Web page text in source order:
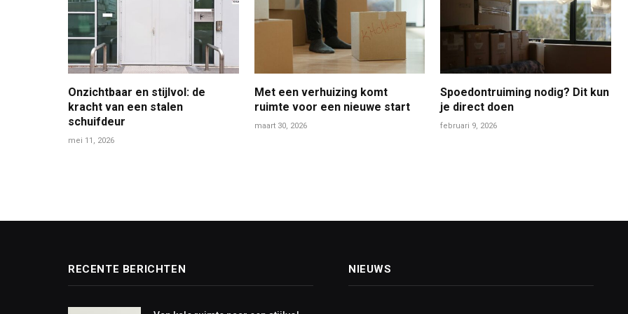
Onzichtbaar en stijlvol: de
kracht van een stalen
schuifdeur
mei 11, 2026
Met een verhuizing komt
ruimte voor een nieuwe start
maart 30, 2026
Spoedontruiming nodig? Dit kun
je direct doen
februari 9, 2026
RECENTE BERICHTEN NIEUWS